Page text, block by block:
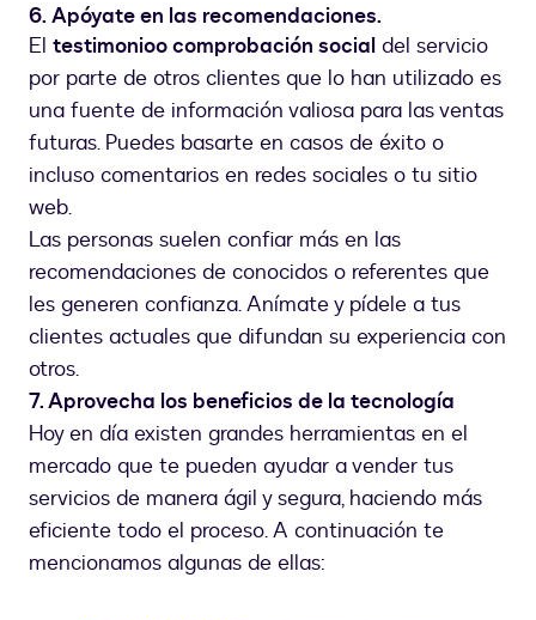
6. Apóyate en las recomendaciones.
El testimonioo comprobación social del servicio
por parte de otros clientes que lo han utilizado es
una fuente de información valiosa para las ventas
futuras. Puedes basarte en casos de éxito o
incluso comentarios en redes sociales o tu sitio
web.
Las personas suelen confiar más en las
recomendaciones de conocidos o referentes que
les generen confianza. Anímate y pídele a tus
clientes actuales que difundan su experiencia con
otros.
7. Aprovecha los beneficios de la tecnología
Hoy en día existen grandes herramientas en el
mercado que te pueden ayudar a vender tus
servicios de manera ágil y segura, haciendo más
eficiente todo el proceso. A continuación te
mencionamos algunas de ellas: